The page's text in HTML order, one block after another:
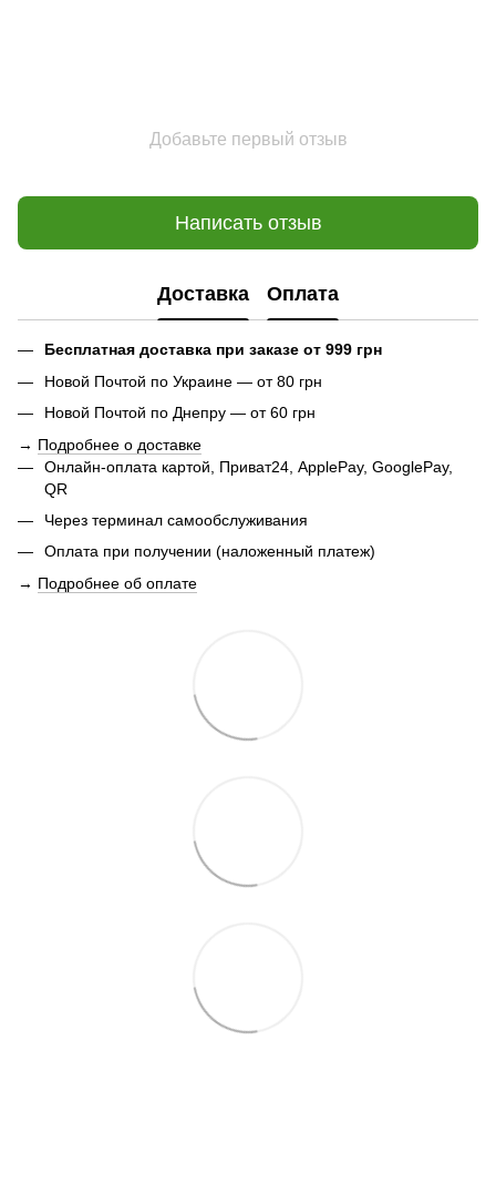
Добавьте первый отзыв
Написать отзыв
Доставка Оплата
Бесплатная доставка при заказе от 999 грн
Новой Почтой по Украине — от 80 грн
Новой Почтой по Днепру — от 60 грн
→ Подробнее о доставке
Онлайн-оплата картой, Приват24, ApplePay, GooglePay,
QR
Через терминал самообслуживания
Оплата при получении (наложенный платеж)
→ Подробнее об оплате